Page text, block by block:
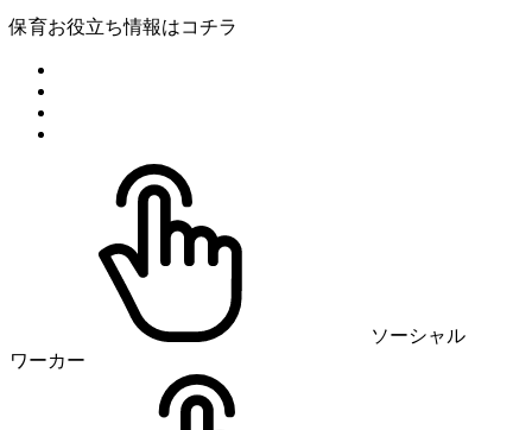
保育お役立ち情報はコチラ
ソーシャル
ワーカー